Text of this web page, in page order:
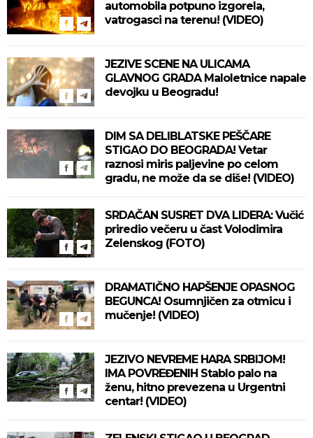
automobila potpuno izgorela,
vatrogasci na terenu! (VIDEO)
JEZIVE SCENE NA ULICAMA
GLAVNOG GRADA Maloletnice napale
devojku u Beogradu!
DIM SA DELIBLATSKE PEŠČARE
STIGAO DO BEOGRADA! Vetar
raznosi miris paljevine po celom
gradu, ne može da se diše! (VIDEO)
SRDAČAN SUSRET DVA LIDERA: Vučić
priredio večeru u čast Volodimira
Zelenskog (FOTO)
DRAMATIČNO HAPŠENJE OPASNOG
BEGUNCA! Osumnjičen za otmicu i
mučenje! (VIDEO)
JEZIVO NEVREME HARA SRBIJOM!
IMA POVREĐENIH Stablo palo na
ženu, hitno prevezena u Urgentni
centar! (VIDEO)